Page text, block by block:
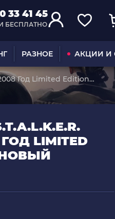
33 41 45
БЕСПЛАТНО
РАЗНОЕ АКЦИИ И
Год Limited Edition
LIMITED
НОВЫЙ